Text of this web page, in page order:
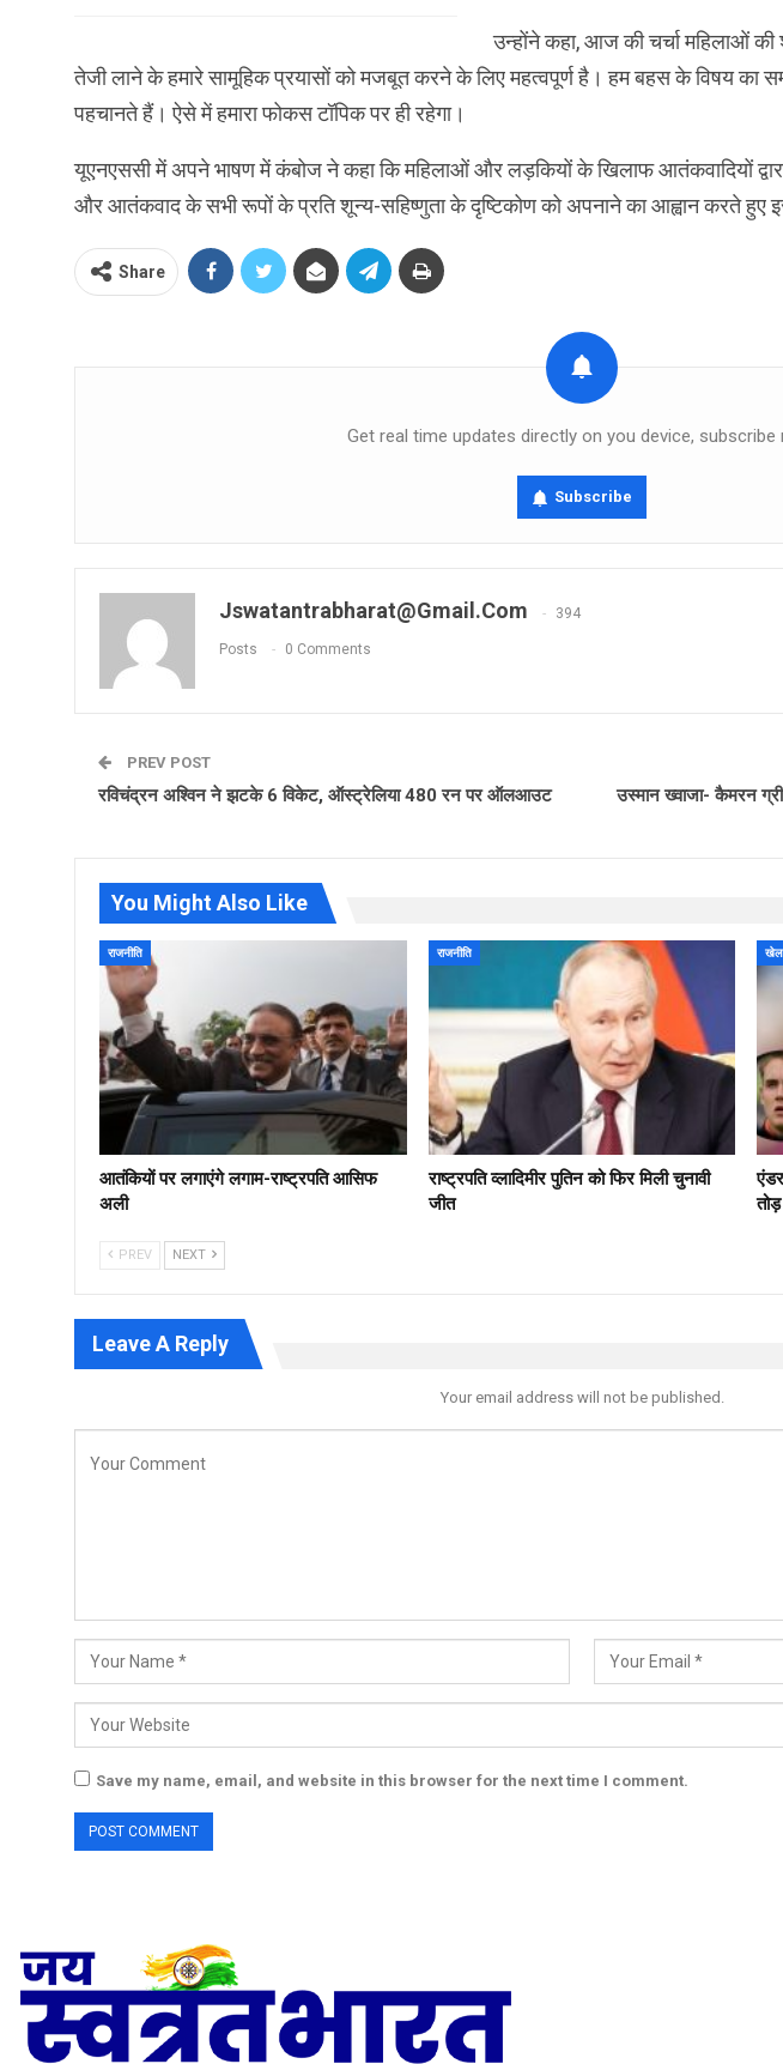
उन्होंने कहा, आज की चर्चा महिलाओं की
तेजी लाने के हमारे सामूहिक प्रयासों को मजबूत करने के लिए महत्वपूर्ण है। हम बहस के विषय का
पहचानते हैं। ऐसे में हमारा फोकस टॉपिक पर ही रहेगा।
यूएनएससी में अपने भाषण में कंबोज ने कहा कि महिलाओं और लड़कियों के खिलाफ आतंकवादियों द्वारा
और आतंकवाद के सभी रूपों के प्रति शून्य-सहिष्णुता के दृष्टिकोण को अपनाने का आह्वान करते हुए
Share
Get real time updates directly on you device, subscribe
Subscribe
Jswatantrabharat@gmail.com 394
Posts 0 Comments
PREV POST
रविचंद्रन अश्विन ने झटके 6 विकेट, ऑस्‍ट्रेलिया 480 रन पर ऑलआउट
उस्मान ख्वाजा- कैमरन
You Might Also Like
राजनीति
आतंकियों पर लगाएंगे लगाम-राष्ट्रपति आसिफ
अली
राजनीति
राष्ट्रपति व्लादिमीर पुतिन को फिर मिली चुनावी
जीत
खेल
PREV NEXT
Leave A Reply
Your email address will not be published.
Save my name, email, and website in this browser for the next time I comment.